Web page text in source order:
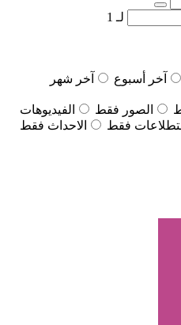
لـ 1
آخر أسبوع
آخر شهر
الصور فقط
الفيديوهات
فقط الاحداث فقط